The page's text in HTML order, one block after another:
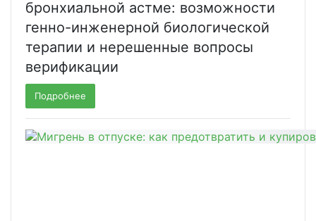
бронхиальной астме: возможности
генно-инженерной биологической
терапии и нерешенные вопросы
верификации
Подробнее